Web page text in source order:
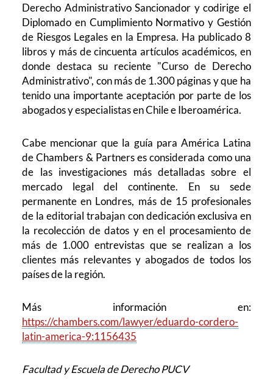
Derecho Administrativo Sancionador y codirige el
Diplomado en Cumplimiento Normativo y Gestión
de Riesgos Legales en la Empresa. Ha publicado 8
libros y más de cincuenta artículos académicos, en
donde destaca su reciente "Curso de Derecho
Administrativo", con más de 1.300 páginas y que ha
tenido una importante aceptación por parte de los
abogados y especialistas en Chile e Iberoamérica.
Cabe mencionar que la guía para América Latina
de Chambers & Partners es considerada como una
de las investigaciones más detalladas sobre el
mercado legal del continente. En su sede
permanente en Londres, más de 15 profesionales
de la editorial trabajan con dedicación exclusiva en
la recolección de datos y en el procesamiento de
más de 1.000 entrevistas que se realizan a los
clientes más relevantes y abogados de todos los
países de la región.
Más información en:
https://chambers.com/lawyer/eduardo-cordero-
latin-america-9:1156435
Facultad y Escuela de Derecho PUCV